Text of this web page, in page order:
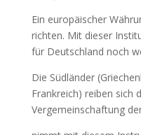
Ein europäischer
richten. Mit dieser
für Deutschland noch
Die Südländer
Frankreich) reiben sich
Vergemeinschaftung